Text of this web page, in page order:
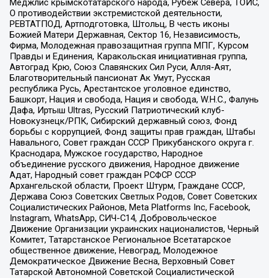
Меджлис крымскотатарского народа, Рубеж Севера, ТОЙС,
О противодействии экстремистской деятельности,
РЕВТАТПОД, Артподготовка, Штольц, В честь иконы
Божией Матери Державная, Сектор 16, Независимость,
Фирма, Молодежная правозащитная группа МПГ, Курсом
Правды и Единения, Каракольская инициативная группа,
Автоград Крю, Союз Славянских Сил Руси, Алля-Аят,
Благотворительный пансионат Ак Умут, Русская
республика Русь, Арестантское уголовное единство,
Башкорт, Нация и свобода, Нация и свобода, W.H.С., Фалунь
Дафа, Иртыш Ultras, Русский Патриотический клуб-
Новокузнецк/РПК, Сибирский державный союз, Фонд
борьбы с коррупцией, Фонд защиты прав граждан, Штабы
Навального, Совет граждан СССР Прикубанского округа г.
Краснодара, Мужское государство, Народное
объединение русского движения, Народное движение
Адат, Народный совет граждан РСФСР СССР
Архангельской области, Проект Штурм, Граждане СССР,
Держава Союз Советских Светлых Родов, Совет Советских
Социалистических Районов, Meta Platforms Inc, Facebook,
Instagram, WhatsApp, СИЧ-С14, Добровольческое
Движение Организации украинских националистов, Черный
Комитет, Татарстанское Региональное Всетатарское
общественное движение, Невоград, Молодежное
Демократическое Движение Весна, Верховный Совет
Татарской Автономной Советской Социалистической